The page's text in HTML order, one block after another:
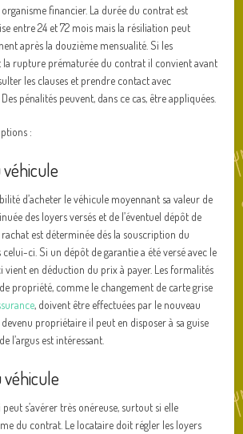
organisme financier. La durée du contrat est
entre 24 et 72 mois mais la résiliation peut
après la douzième mensualité. Si les
la rupture prématurée du contrat il convient avant
les clauses et prendre contact avec
pénalités peuvent, dans ce cas, être appliquées.
:
d’acheter le véhicule moyennant sa valeur de
des loyers versés et de l’éventuel dépôt de
est déterminée dés la souscription du
ci. Si un dépôt de garantie a été versé avec le
vient en déduction du prix à payer. Les formalités
propriété, comme le changement de carte grise
, doivent être effectuées par le nouveau
propriétaire il peut en disposer à sa guise
l’argus est intéressant.
s’avérer très onéreuse, surtout si elle
du contrat. Le locataire doit régler les loyers